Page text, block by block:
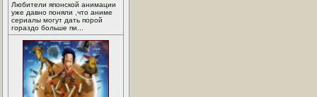
Любители японской анимации
уже давно поняли ,что аниме
сериалы могут дать порой
гораздо больше пи...